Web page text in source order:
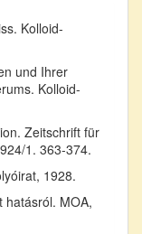
Kolloid-
und Ihrer
Kolloid-
Zeitschrift für
1. 363-374.
1928.
hatásról. MOA,